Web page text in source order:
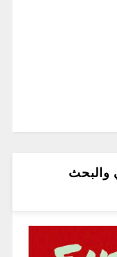
والبحث